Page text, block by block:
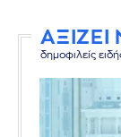
δημοφιλείς